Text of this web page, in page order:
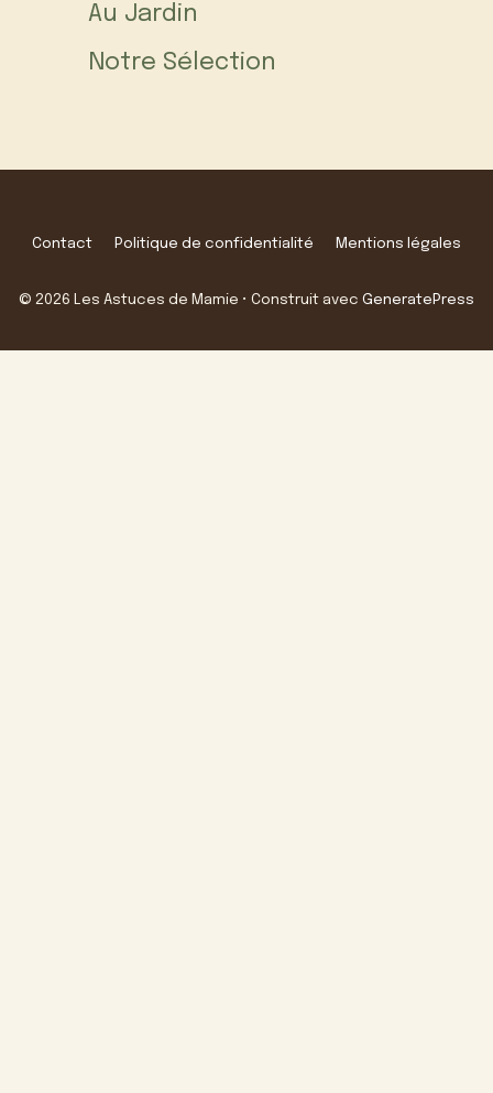
Au Jardin
Notre Sélection
Contact Politique de confidentialité Mentions légales
© 2026 Les Astuces de Mamie • Construit avec GeneratePress